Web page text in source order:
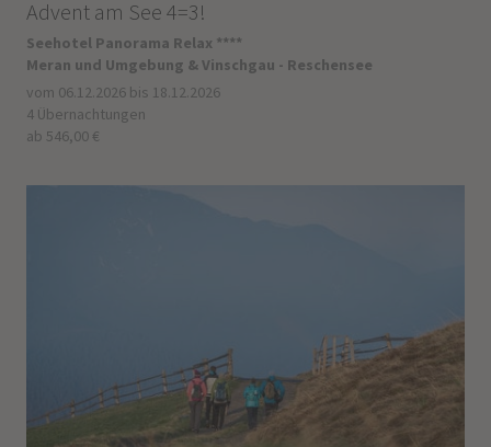
Advent am See 4=3!
Seehotel Panorama Relax ****
Meran und Umgebung & Vinschgau - Reschensee
vom 06.12.2026 bis 18.12.2026
4 Übernachtungen
ab 546,00 €